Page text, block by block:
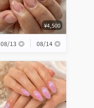
¥4,500
08/13 ◎ 08/14 ◎